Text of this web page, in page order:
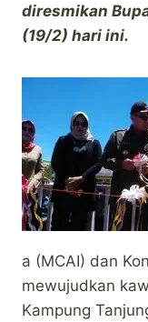
diresmikan
(19/2) hari ini.
a (MCAI) dan
mewujudkan
Kampung